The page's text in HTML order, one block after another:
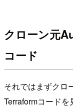
クローン元
コード
それではまずクロ
Terraformコード